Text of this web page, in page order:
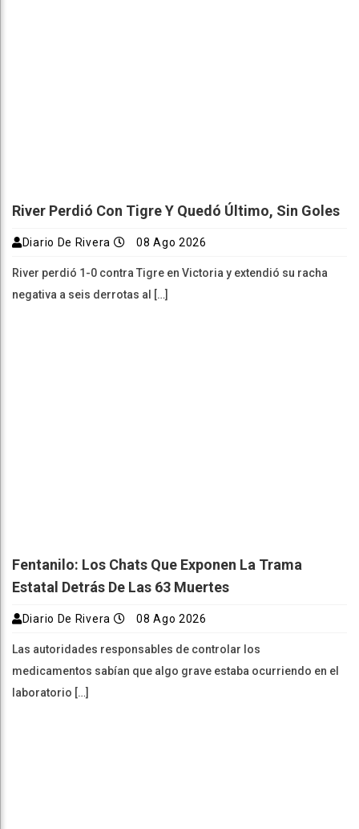
River Perdió Con Tigre Y Quedó Último, Sin Goles
Diario De Rivera 08 Ago 2026
River perdió 1-0 contra Tigre en Victoria y extendió su racha
negativa a seis derrotas al […]
Fentanilo: Los Chats Que Exponen La Trama
Estatal Detrás De Las 63 Muertes
Diario De Rivera 08 Ago 2026
Las autoridades responsables de controlar los
medicamentos sabían que algo grave estaba ocurriendo en el
laboratorio […]